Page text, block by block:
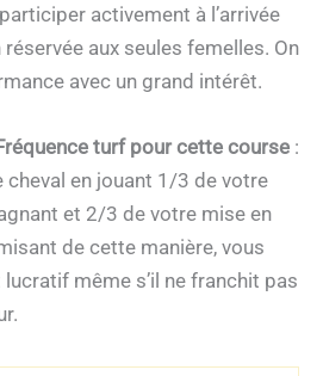
activement à l’arrivée
aux seules femelles. On
avec un grand intérêt.
turf pour cette course :
cheval en jouant 1/3 de votre
et 2/3 de votre mise en
de cette manière, vous
même s’il ne franchit pas